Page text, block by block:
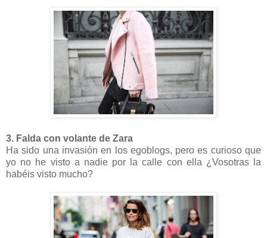
3. Falda con volante de Zara
Ha sido una invasión en los egoblogs, pero es curioso que
yo no he visto a nadie por la calle con ella ¿Vosotras la
habéis visto mucho?